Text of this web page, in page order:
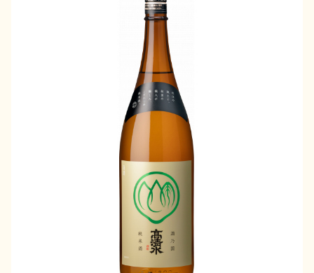
地酒カタログ
地酒解体新書